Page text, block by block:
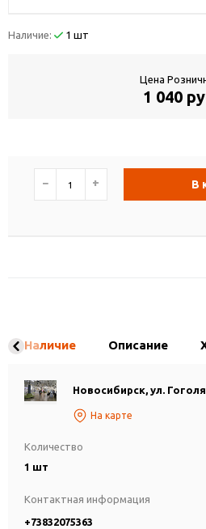
Наличие: 1 шт
Цена
1 040
− + В
Наличие Описание
Новосибирск, ул. Гоголя
На карте
Количество
1 шт
Контактная информация
+73832075363